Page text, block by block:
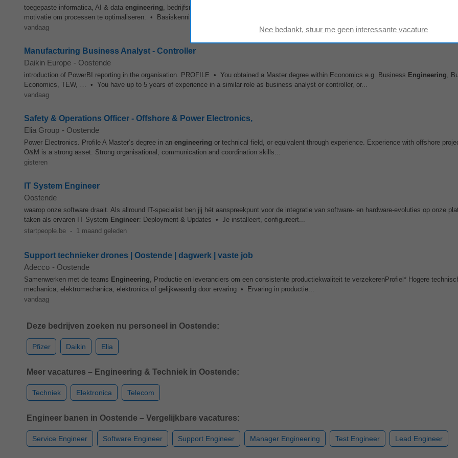
toegepaste informatica, AI & data engineering, bedrijfsmanagement business & IT of gelijkwaardig • Interesse in digitalisatie, data-analyse en
motivatie om processen te optimaliseren. • Basiskennis van Microsoft Office (Excel, Word, SharePoint...
vandaag
Manufacturing Business Analyst - Controller
Daikin Europe - Oostende
introduction of PowerBI reporting in the organisation. PROFILE • You obtained a Master degree within Economics e.g. Business Engineering,
Economics, TEW, … • You have up to 5 years of experience in a similar role as business analyst or controller, or...
vandaag
Safety & Operations Officer - Offshore & Power Electronics,
Elia Group - Oostende
Power Electronics. Profile A Master’s degree in an engineering or technical field, or equivalent through experience. Experience with offshore
O&M is a strong asset. Strong organisational, communication and coordination skills...
gisteren
IT System Engineer
Oostende
waarop onze software draait. Als allround IT-specialist ben jij hét aanspreekpunt voor de integratie van software- en hardware-evoluties op onze
taken als ervaren IT System Engineer: Deployment & Updates • Je installeert, configureert...
startpeople.be - 1 maand geleden
Support technieker drones | Oostende | dagwerk | vaste job
Adecco - Oostende
Samenwerken met de teams Engineering, Productie en leveranciers om een consistente productiekwaliteit te verzekerenProfiel* Hogere
mechanica, elektromechanica, elektronica of gelijkwaardig door ervaring • Ervaring in productie...
vandaag
Deze bedrijven zoeken nu personeel in Oostende:
Pfizer Daikin Elia
Meer vacatures – Engineering & Techniek in Oostende:
Techniek Elektronica Telecom
Engineer banen in Oostende – Vergelijkbare vacatures:
Service Engineer Software Engineer Support Engineer Manager Engineering Test Engineer Lead Engineer